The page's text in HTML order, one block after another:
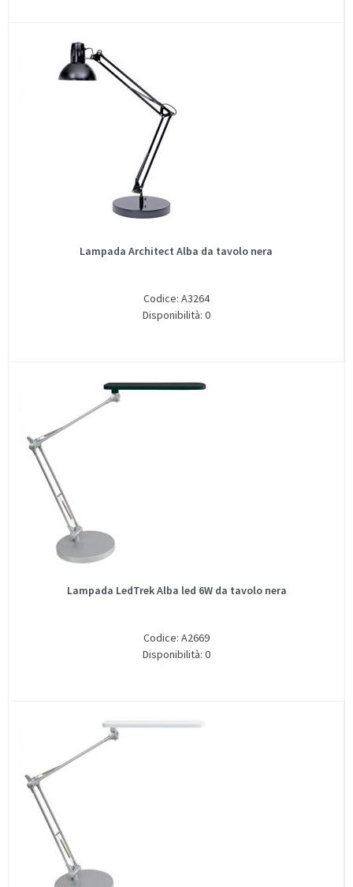
Lampada Architect Alba da tavolo nera
Codice: A3264
Disponibilità: 0
Lampada LedTrek Alba led 6W da tavolo nera
Codice: A2669
Disponibilità: 0